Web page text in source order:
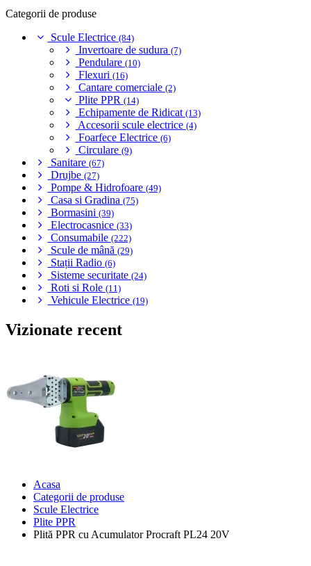
Categorii de produse
Scule Electrice (84)
Invertoare de sudura (7)
Pendulare (10)
Flexuri (16)
Cantare comerciale (2)
Plite PPR (14)
Echipamente de Ridicat (13)
Accesorii scule electrice (4)
Foarfece Electrice (6)
Circulare (9)
Sanitare (67)
Drujbe (27)
Pompe & Hidrofoare (49)
Casa si Gradina (75)
Bormasini (39)
Electrocasnice (33)
Consumabile (222)
Scule de mână (29)
Stații Radio (6)
Sisteme securitate (24)
Roti si Role (11)
Vehicule Electrice (19)
Vizionate recent
Acasa
Categorii de produse
Scule Electrice
Plite PPR
Plită PPR cu Acumulator Procraft PL24 20V